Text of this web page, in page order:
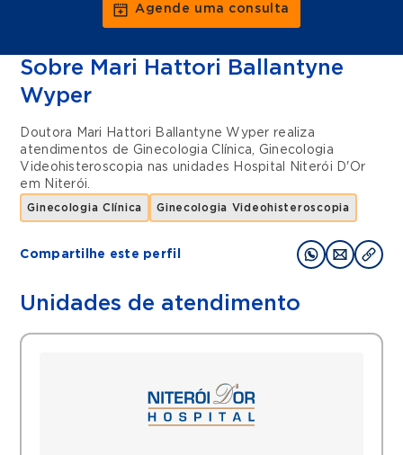
Agende uma consulta
Sobre Mari Hattori Ballantyne
Wyper
Doutora Mari Hattori Ballantyne Wyper realiza
atendimentos de Ginecologia Clínica, Ginecologia
Videohisteroscopia nas unidades Hospital Niterói D'Or
em Niterói.
Ginecologia Clínica Ginecologia Videohisteroscopia
Compartilhe este perfil
Unidades de atendimento